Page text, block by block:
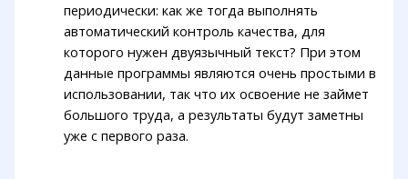
периодически: как же тогда выполнять
автоматический контроль качества, для
которого нужен двуязычный текст? При этом
данные программы являются очень простыми в
использовании, так что их освоение не займет
большого труда, а результаты будут заметны
уже с первого раза.